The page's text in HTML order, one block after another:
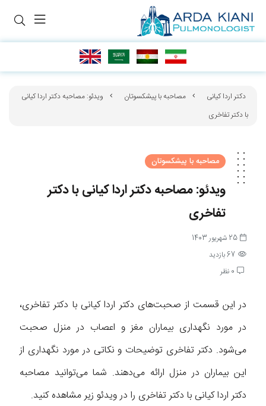
دکتر اردا کیانی مصاحبه با پیشکسوتان
ویدئو: مصاحبه دکتر اردا کیانی
با دکتر تفاخری
مصاحبه با پیشکسوتان
ویدئو: مصاحبه دکتر اردا کیانی با دکتر
تفاخری
25 شهریور 1403
67 بازدید
0 نظر
در این قسمت از صحبت‌های دکتر اردا کیانی با دکتر تفاخری،
در مورد نگهداری بیماران مغز و اعصاب در منزل صحبت
می‌شود. دکتر تفاخری توضیحات و نکاتی در مورد نگهداری از
این بیماران در منزل ارائه می‌دهند. شما می‌توانید مصاحبه
دکتر اردا کیانی با دکتر تفاخری را در ویدئو زیر مشاهده کنید.